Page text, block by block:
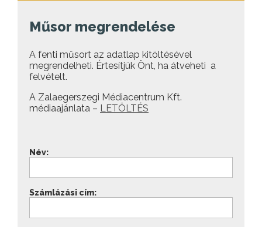
Műsor megrendelése
A fenti műsort az adatlap kitöltésével
megrendelheti. Értesítjük Önt, ha átveheti a
felvételt.
A Zalaegerszegi Médiacentrum Kft.
médiaajánlata – LETÖLTÉS
Név:
Számlázási cím: